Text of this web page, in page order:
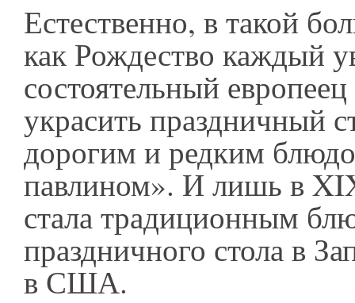
Естественно, в такой
как Рождество каждый
состоятельный
украсить праздничный
дорогим и редким
павлином». И лишь в
стала традиционным
праздничного стола в
в США.